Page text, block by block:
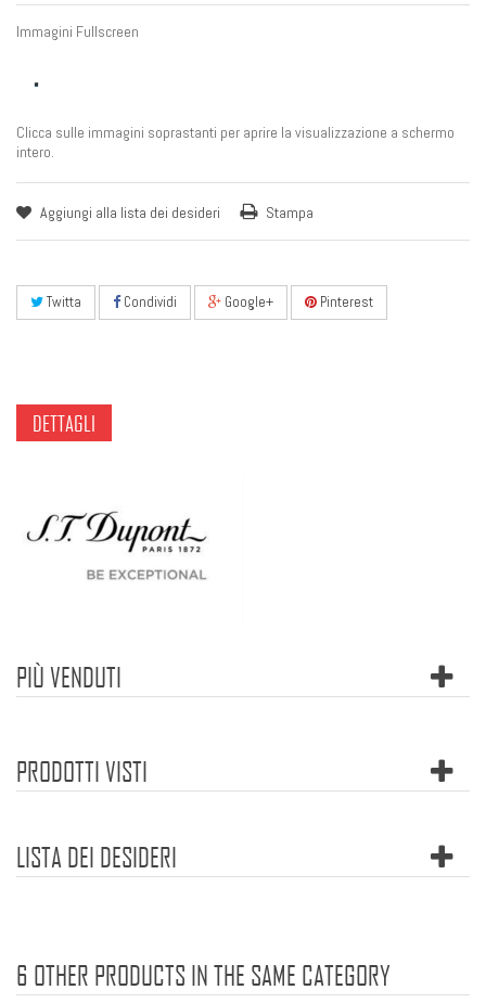
Immagini Fullscreen
Clicca sulle immagini soprastanti per aprire la visualizzazione a schermo
intero.
Aggiungi alla lista dei desideri Stampa
Twitta Condividi Google+ Pinterest
DETTAGLI
PIÙ VENDUTI
PRODOTTI VISTI
LISTA DEI DESIDERI
6 OTHER PRODUCTS IN THE SAME CATEGORY